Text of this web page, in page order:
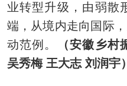
业转型升级，由弱散
端，从境内走向国际
动范例。
（安徽乡
吴秀梅 王大志 刘润宇）